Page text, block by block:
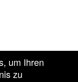
um Ihren
zu